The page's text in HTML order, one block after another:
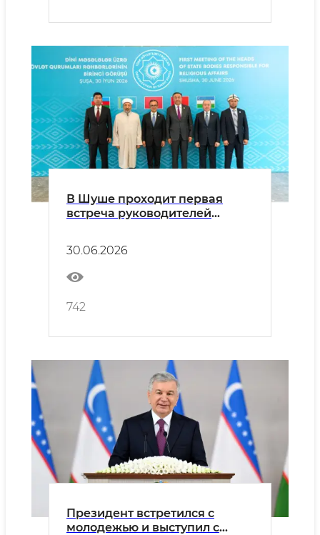
В Шуше проходит первая
встреча руководителей
членов Организации
тюркских государств
30.06.2026
742
Президент встретился с
молодежью и выступил с